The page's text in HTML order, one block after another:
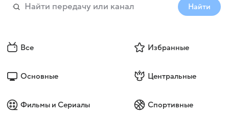
Найти
Все Избранные
Основные Центральные
Фильмы и Сериалы Спортивные